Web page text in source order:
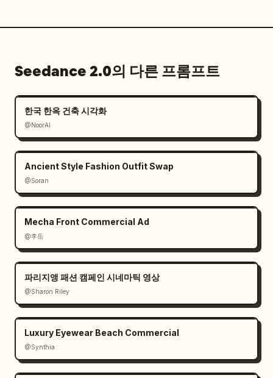
Seedance 2.0의 다른 프롬프트
한국 한옥 건축 시각화
@NoorAI
Ancient Style Fashion Outfit Swap
@Soran
Mecha Front Commercial Ad
@李岳
파리지앵 패션 캠페인 시네마틱 영상
@Sharon Riley
Luxury Eyewear Beach Commercial
@Synthia